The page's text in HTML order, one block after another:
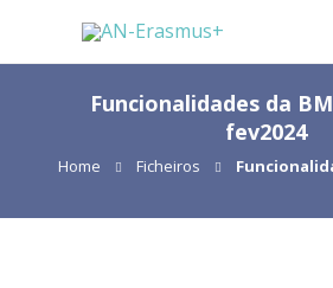
Funcionalidades da
fev2024
Home Ficheiros